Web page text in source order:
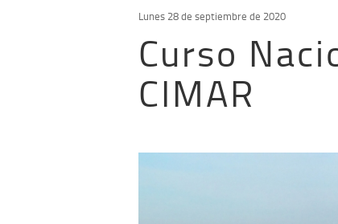
Lunes 28 de septiembre de 2020
Curso
CIMAR